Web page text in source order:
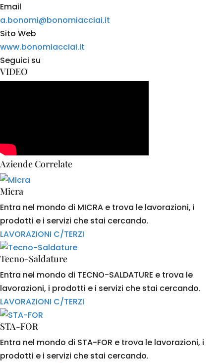
Email
a.bonomi@bonomiacciai.it
Sito Web
www.bonomiacciai.it
Seguici su
VIDEO
Aziende Correlate
Micra
Entra nel mondo di MICRA e trova le lavorazioni, i
prodotti e i servizi che stai cercando.
LAVORAZIONI C/TERZI
Tecno-Saldature
Entra nel mondo di TECNO-SALDATURE e trova le
lavorazioni, i prodotti e i servizi che stai cercando.
LAVORAZIONI C/TERZI
STA-FOR
Entra nel mondo di STA-FOR e trova le lavorazioni, i
prodotti e i servizi che stai cercando.